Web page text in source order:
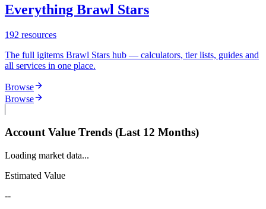
Everything Brawl Stars
192 resources
The full igitems Brawl Stars hub — calculators, tier lists, guides and
all services in one place.
Browse
Browse
Account Value Trends (Last 12 Months)
Loading market data...
Estimated Value
--